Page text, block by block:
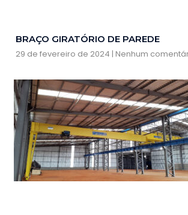
BRAÇO GIRATÓRIO DE PAREDE
29 de fevereiro de 2024 Nenhum